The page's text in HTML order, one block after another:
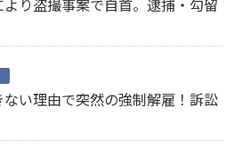
り盗撮事案で自首。逮捕・勾留
い理由で突然の強制解雇！訴訟